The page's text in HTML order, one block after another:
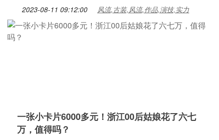
2023-08-11 09:12:00 风流,古装,风流,作品,演技,实力
一张小卡片6000多元！浙江00后姑娘花了六七
万，值得吗？